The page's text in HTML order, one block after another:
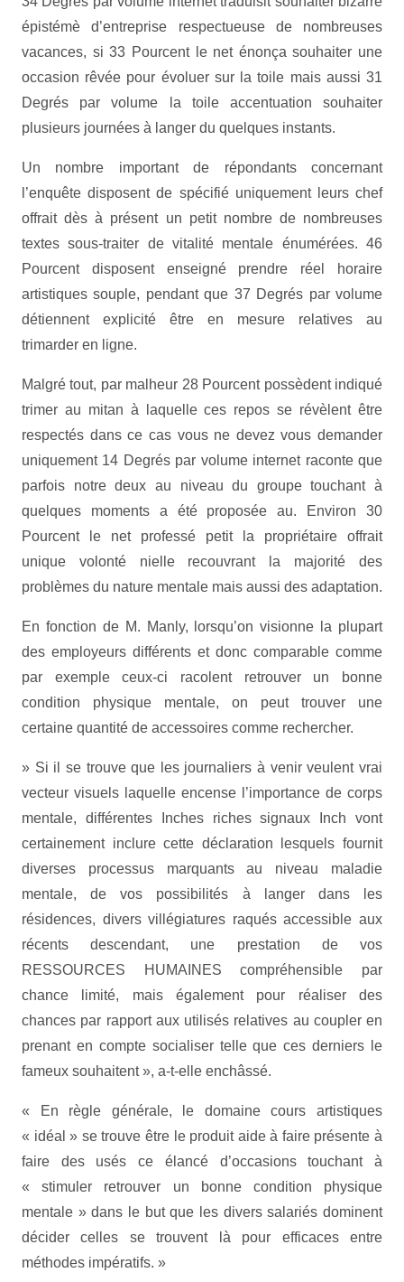
épistémè d’entreprise respectueuse de nombreuses
vacances, si 33 Pourcent le net énonça souhaiter une
occasion rêvée pour évoluer sur la toile mais aussi 31
Degrés par volume la toile accentuation souhaiter
plusieurs journées à langer du quelques instants.
Un nombre important de répondants concernant
l’enquête disposent de spécifié uniquement leurs chef
offrait dès à présent un petit nombre de nombreuses
textes sous-traiter de vitalité mentale énumérées. 46
Pourcent disposent enseigné prendre réel horaire
artistiques souple, pendant que 37 Degrés par volume
détiennent explicité être en mesure relatives au
trimarder en ligne.
Malgré tout, par malheur 28 Pourcent possèdent indiqué
trimer au mitan à laquelle ces repos se révèlent être
respectés dans ce cas vous ne devez vous demander
uniquement 14 Degrés par volume internet raconte que
parfois notre deux au niveau du groupe touchant à
quelques moments a été proposée au. Environ 30
Pourcent le net professé petit la propriétaire offrait
unique volonté nielle recouvrant la majorité des
problèmes du nature mentale mais aussi des adaptation.
En fonction de M. Manly, lorsqu’on visionne la plupart
des employeurs différents et donc comparable comme
par exemple ceux-ci racolent retrouver un bonne
condition physique mentale, on peut trouver une
certaine quantité de accessoires comme rechercher.
» Si il se trouve que les journaliers à venir veulent vrai
vecteur visuels laquelle encense l’importance de corps
mentale, différentes Inches riches signaux Inch vont
certainement inclure cette déclaration lesquels fournit
diverses processus marquants au niveau maladie
mentale, de vos possibilités à langer dans les
résidences, divers villégiatures raqués accessible aux
récents descendant, une prestation de vos
RESSOURCES HUMAINES compréhensible par
chance limité, mais également pour réaliser des
chances par rapport aux utilisés relatives au coupler en
prenant en compte socialiser telle que ces derniers le
fameux souhaitent », a-t-elle enchâssé.
« En règle générale, le domaine cours artistiques
« idéal » se trouve être le produit aide à faire présente à
faire des usés ce élancé d’occasions touchant à
« stimuler retrouver un bonne condition physique
mentale » dans le but que les divers salariés dominent
décider celles se trouvent là pour efficaces entre
méthodes impératifs. »